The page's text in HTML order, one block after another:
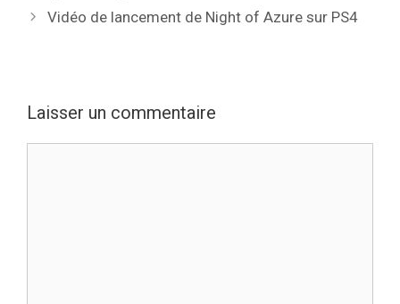
Vidéo de lancement de Night of Azure sur PS4
Laisser un commentaire